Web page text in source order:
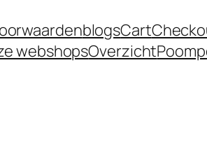
blogsCart
webshopsOverzicht